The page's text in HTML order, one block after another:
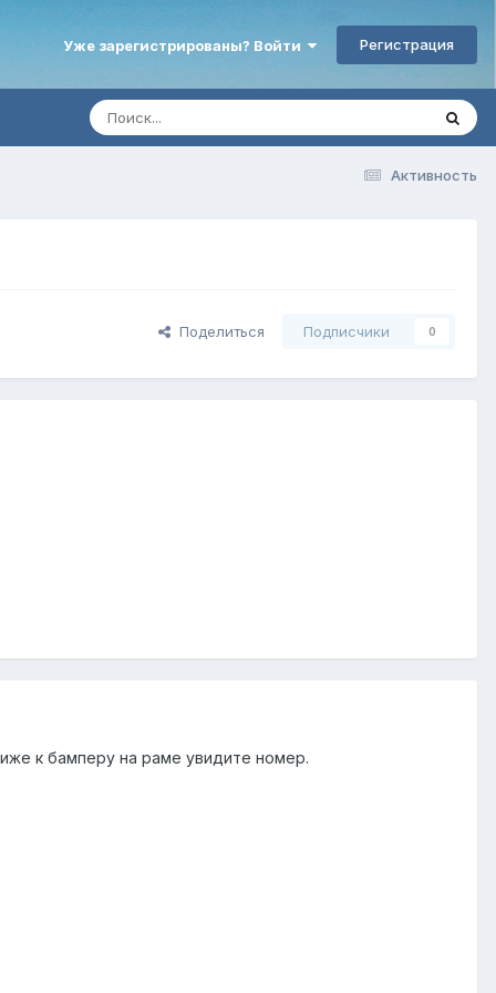
Уже зарегистрированы? Войти Регистрация
Активность
Поделиться Подписчики 0
к бамперу на раме увидите номер.